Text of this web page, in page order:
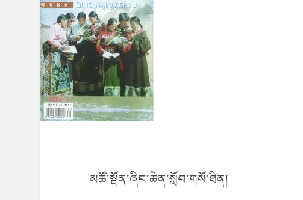
མཚོ་སྔོན་ཞིང་ཆེན་སློབ་གསོ་ཐིན།